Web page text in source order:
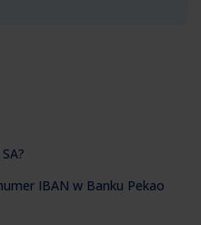
IBAN w Banku Pekao